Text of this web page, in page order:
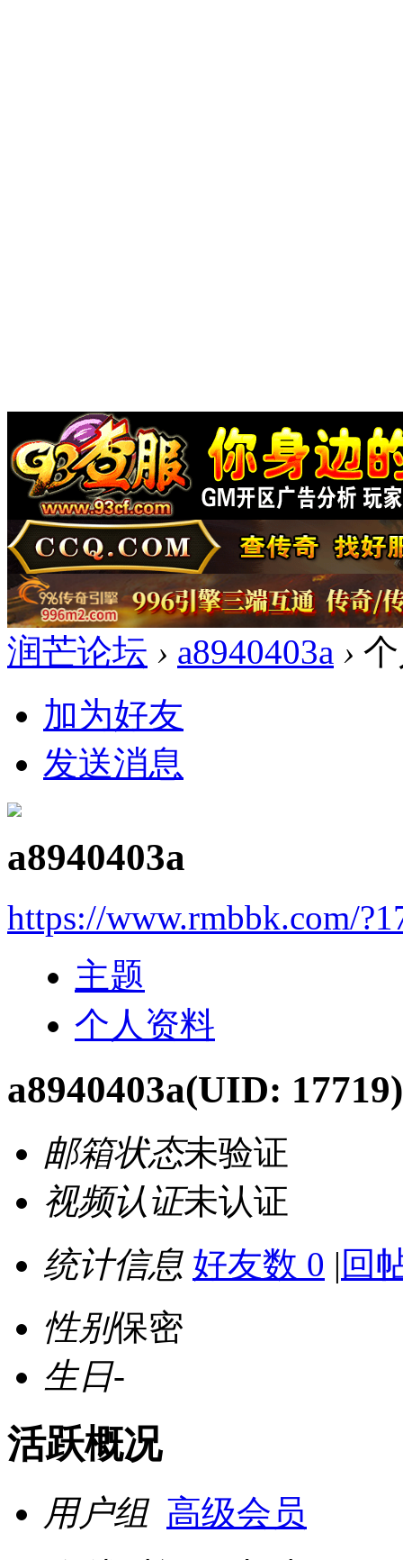
润芒论坛 › a8940403a ›
加为好友
发送消息
a8940403a
https://www.rmbbk.com/
主题
个人资料
a8940403a(UID: 17719)
邮箱状态未验证
视频认证未认证
统计信息 好友数 0 | 回
性别保密
生日-
活跃概况
用户组 高级会员